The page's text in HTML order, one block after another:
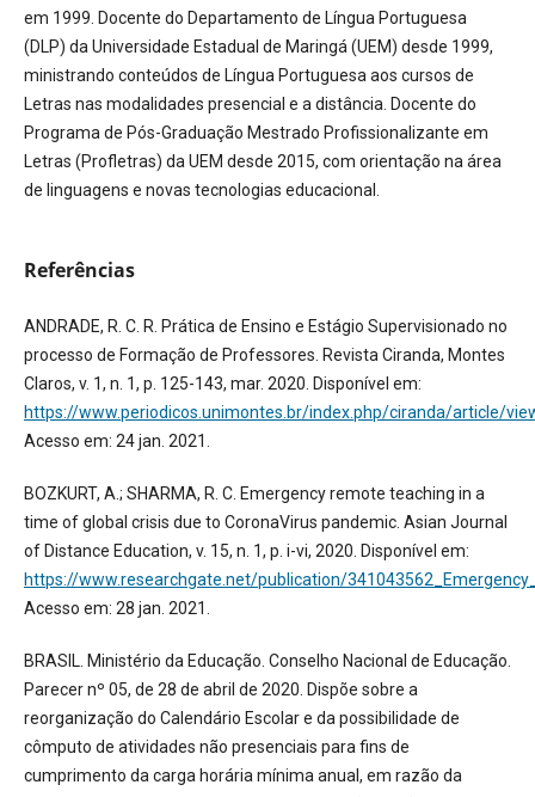
em 1999. Docente do Departamento de Língua Portuguesa
(DLP) da Universidade Estadual de Maringá (UEM) desde 1999,
ministrando conteúdos de Língua Portuguesa aos cursos de
Letras nas modalidades presencial e a distância. Docente do
Programa de Pós-Graduação Mestrado Profissionalizante em
Letras (Profletras) da UEM desde 2015, com orientação na área
de linguagens e novas tecnologias educacional.
Referências
ANDRADE, R. C. R. Prática de Ensino e Estágio Supervisionado no
processo de Formação de Professores. Revista Ciranda, Montes
Claros, v. 1, n. 1, p. 125-143, mar. 2020. Disponível em:
https://www.periodicos.unimontes.br/index.php/ciranda/article/
Acesso em: 24 jan. 2021.
BOZKURT, A.; SHARMA, R. C. Emergency remote teaching in a
time of global crisis due to CoronaVirus pandemic. Asian Journal
of Distance Education, v. 15, n. 1, p. i-vi, 2020. Disponível em:
https://www.researchgate.net/publication/
Acesso em: 28 jan. 2021.
BRASIL. Ministério da Educação. Conselho Nacional de Educação.
Parecer nº 05, de 28 de abril de 2020. Dispõe sobre a
reorganização do Calendário Escolar e da possibilidade de
cômputo de atividades não presenciais para fins de
cumprimento da carga horária mínima anual, em razão da